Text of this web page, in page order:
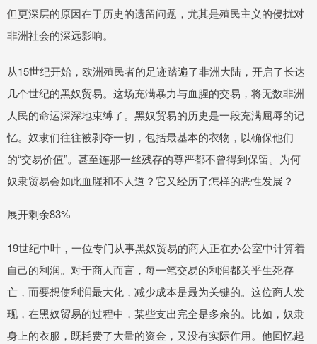
但更深层的原因在于历史的遗留问题，尤其是殖民主义的侵扰对
非洲社会的深远影响。
从15世纪开始，欧洲殖民者的足迹踏遍了非洲大陆，开启了长达
几个世纪的黑奴贸易。这场充满暴力与血腥的交易，将无数非洲
人民的命运深深地束缚了。黑奴贸易的历史是一段充满屈辱的记
忆。奴隶们往往被剥夺一切，包括最基本的衣物，以确保他们
的“交易价值”。甚至连那一丝残存的尊严都不曾得到保留。为何
奴隶贸易会如此血腥和不人道？它又经历了怎样的恶性发展？
展开剩余83%
19世纪中叶，一位专门从事黑奴贸易的商人正在办公室中计算着
自己的利润。对于商人而言，每一笔交易的利润都关乎生死存
亡，而要想使利润最大化，减少成本是最为关键的。这位商人发
现，在黑奴贸易的过程中，某些支出完全是多余的。比如，奴隶
身上的衣服，既耗费了大量的资金，又没有实际作用。他回忆起